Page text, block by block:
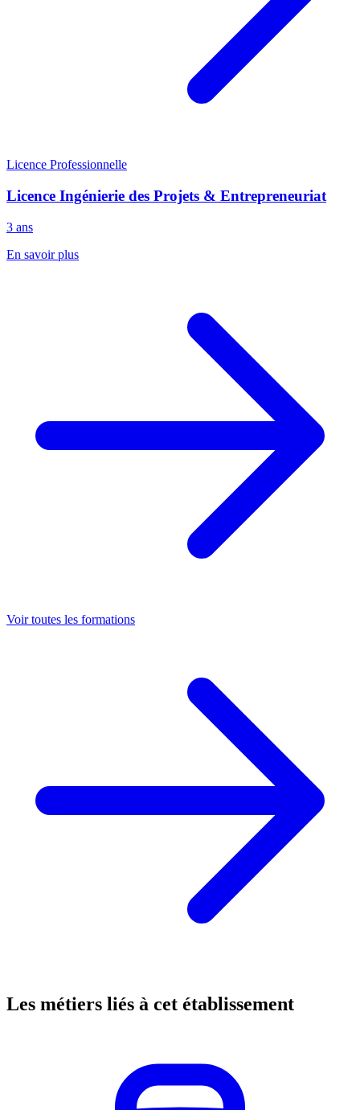
Licence Professionnelle
Licence Ingénierie des Projets & Entrepreneuriat
3 ans
En savoir plus
Voir toutes les formations
Les métiers liés à cet établissement